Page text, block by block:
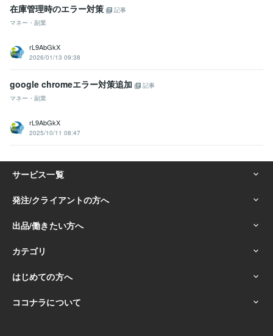
在庫管理時のエラー対策
記事
マネー・副業
rL9AbGkX
2026/01/13 09:38
google chromeエラー対策追加
記事
マネー・副業
rL9AbGkX
2025/10/11 08:47